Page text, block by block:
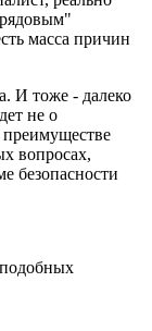
масса причин
И тоже - далеко
не о
вопросах,
безопасности